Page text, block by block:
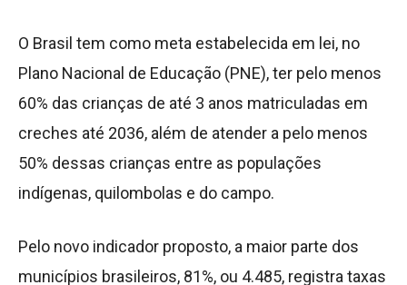
O Brasil tem como meta estabelecida em lei, no
Plano Nacional de Educação (PNE), ter pelo menos
60% das crianças de até 3 anos matriculadas em
creches até 2036, além de atender a pelo menos
50% dessas crianças entre as populações
indígenas, quilombolas e do campo.
Pelo novo indicador proposto, a maior parte dos
municípios brasileiros, 81%, ou 4.485, registra taxas